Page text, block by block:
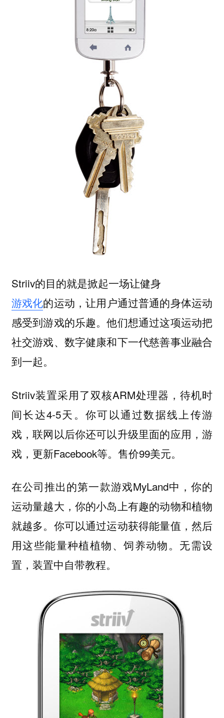
Striiv的目的就是掀起一场让健身
游戏化的运动，让用户通过普通的身体运动
感受到游戏的乐趣。他们想通过这项运动把
社交游戏、数字健康和下一代慈善事业融合
到一起。
Striiv装置采用了双核ARM处理器，待机时
间长达4-5天。你可以通过数据线上传游
戏，联网以后你还可以升级里面的应用，游
戏，更新Facebook等。售价99美元。
在公司推出的第一款游戏MyLand中，你的
运动量越大，你的小岛上有趣的动物和植物
就越多。你可以通过运动获得能量值，然后
用这些能量种植植物、饲养动物。无需设
置，装置中自带教程。